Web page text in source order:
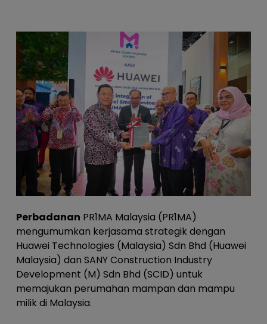
Perbadanan PR1MA Malaysia (PR1MA)
mengumumkan kerjasama strategik dengan
Huawei Technologies (Malaysia) Sdn Bhd (Huawei
Malaysia) dan SANY Construction Industry
Development (M) Sdn Bhd (SCID) untuk
memajukan perumahan mampan dan mampu
milik di Malaysia.